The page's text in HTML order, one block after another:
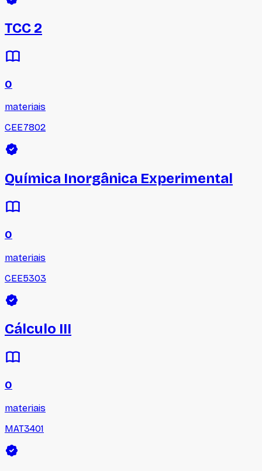
TCC 2
0
materiais
CEE7802
Química Inorgânica Experimental
0
materiais
CEE5303
Cálculo III
0
materiais
MAT3401